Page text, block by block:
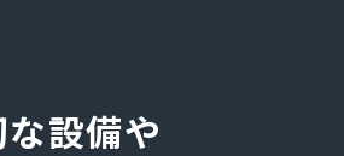
設備や